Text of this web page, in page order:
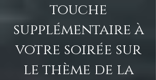
touche
supplémentaire à
votre soirée sur
le thème de la